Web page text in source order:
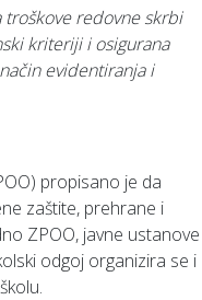
troškove redovne skrbi
kriteriji i osigurana
evidentiranja i
propisano je da
zaštite, prehrane i
ZPOO, javne ustanove
odgoj organizira se i